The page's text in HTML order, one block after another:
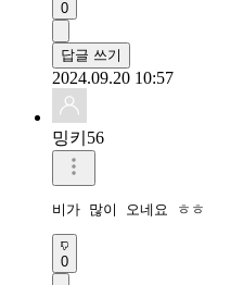
0
답글 쓰기
2024.09.20 10:57
밍키56
비가 많이 오네요 ㅎㅎ
0